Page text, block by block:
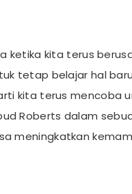
ketika kita terus
tetap belajar hal
kita terus mencoba
Roberts dalam
meningkatkan